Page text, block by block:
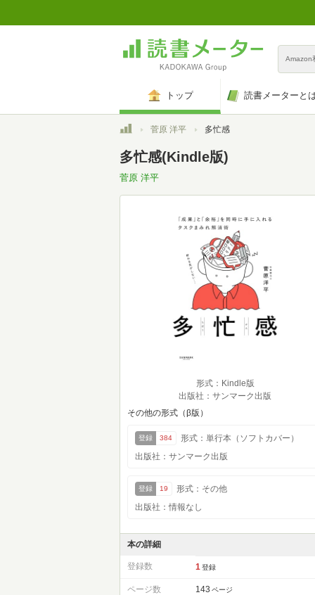
Amazon
トップ 読書メーターと
トップ菅原 洋平 多忙感
多忙感(Kindle版)
菅原 洋平
形式：Kindle版
出版社：サンマーク出版
その他の形式（β版）
登録 384
形式：単行本（ソフトカバー）
出版社：サンマーク出版
登録 19
形式：その他
出版社：情報なし
本の詳細
登録数 1 登録
ページ数 143 ページ